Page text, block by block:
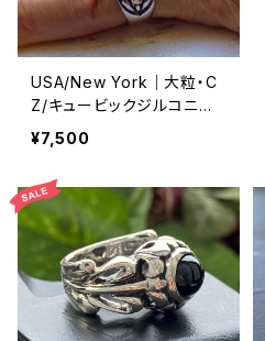
USA/New York｜大粒・C
Z/キュービックジルコニア
アンティークデザイン｜ゴッ
ドリング｜クリア＆シルバー
＆ゴールド
¥7,500